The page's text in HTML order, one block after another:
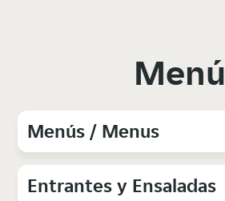
Menú
Menús / Menus
Entrantes y Ensaladas